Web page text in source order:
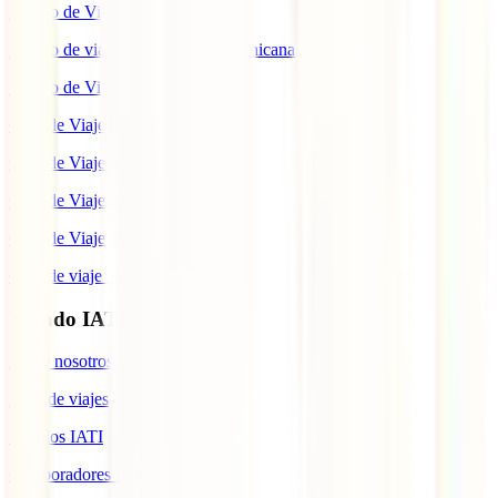
Seguro de Viaje a China
Seguro de viaje a República Dominicana
Seguro de Viaje a Colombia
Guía de Viaje a Estados Unidos
Guía de Viaje a México
Guía de Viaje a Marruecos
Guía de Viaje a Cuba
Guía de viaje a Indonesia
Mundo IATI
Sobre nosotros
Blog de viajes
Premios IATI
Colaboradores IATI